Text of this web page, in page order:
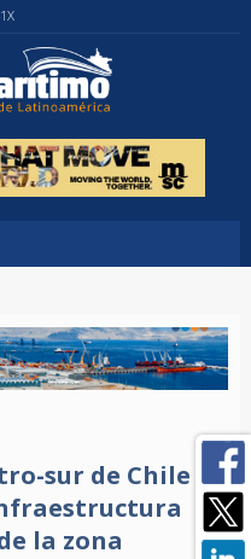
sur de Chile
la zona